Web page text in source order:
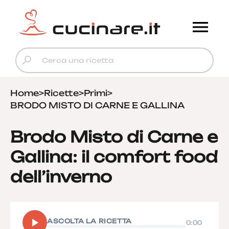
Home>Ricette>Primi>
BRODO MISTO DI CARNE E GALLINA
Brodo Misto di Carne e
Gallina: il comfort food
dell’inverno
▶ ASCOLTA LA RICETTA 0:00